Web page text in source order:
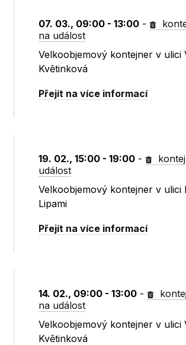
07. 03., 09:00 - 13:00 -
na událost
Velkoobjemový kontejner v ulici
Květinková
Přejít na více informací
19. 02., 15:00 - 19:00 -
událost
Velkoobjemový kontejner v ulici
Lipami
Přejít na více informací
14. 02., 09:00 - 13:00 -
na událost
Velkoobjemový kontejner v ulici
Květinková